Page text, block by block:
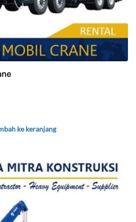
ke keranjang